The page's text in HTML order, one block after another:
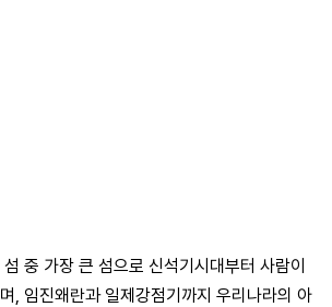
중 가장 큰 섬으로 신석기시대부터 사람이
, 임진왜란과 일제강점기까지 우리나라의 아